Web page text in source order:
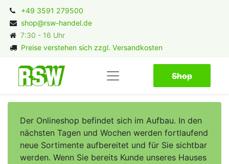
+49 3591 279500
shop@rsw-handel.de
7:30 - 16 Uhr
Preise verstehen sich zzgl. Versandkosten
Shop​​​​
Der Onlineshop befindet sich im Aufbau. In den
nächsten Tagen und Wochen werden fortlaufend
neue Sortimente aufbereitet und für Sie sichtbar
werden. Wenn Sie bereits Kunde unseres Hauses